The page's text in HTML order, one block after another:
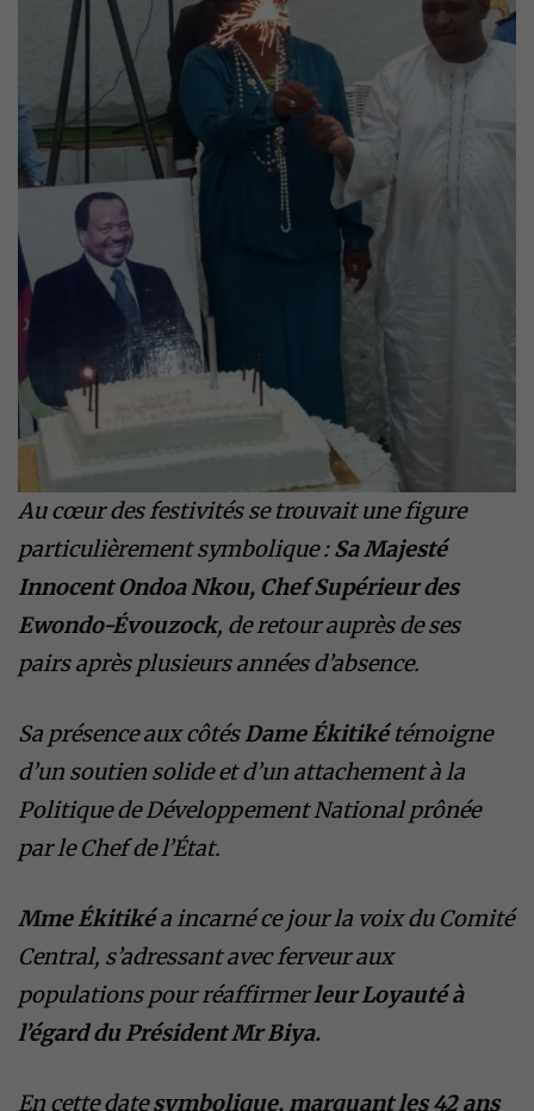
Au cœur des festivités se trouvait une figure
particulièrement symbolique :Sa Majesté
Innocent Ondoa Nkou, Chef Supérieur des
Ewondo-Évouzock, de retour auprès de ses
pairs après plusieurs années d’absence.
Sa présence aux côtésDame Ékitikétémoigne
d’un soutien solide et d’un attachement à la
Politique de Développement National prônée
par le Chef de l’État.
Mme Ékitikéa incarné ce jour la voix du Comité
Central, s’adressant avec ferveur aux
populations pour réaffirmerleur Loyauté à
l’égard du Président Mr Biya.
En cette datesymbolique, marquant les 42 ans